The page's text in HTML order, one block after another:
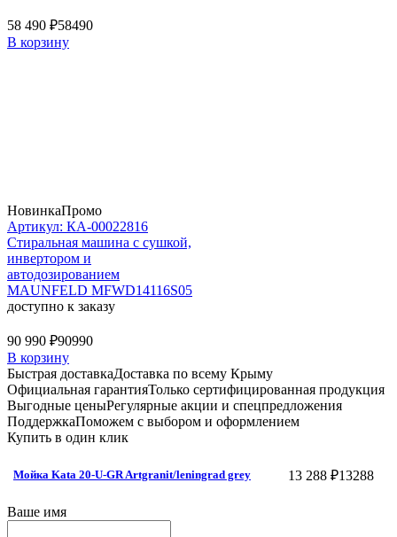
58 490 ₽58490
В корзину
НовинкаПромо
Артикул: КА-00022816
Стиральная машина c сушкой,
инвертором и
автодозированием
MAUNFELD MFWD14116S05
доступно к заказу
90 990 ₽90990
В корзину
Быстрая доставкаДоставка по всему Крыму
Официальная гарантияТолько сертифицированная продукция
Выгодные ценыРегулярные акции и спецпредложения
ПоддержкаПоможем с выбором и оформлением
Купить в один клик
Мойка Kata 20-U-GR Artgranit/leningrad grey 13 288 ₽13288
Ваше имя